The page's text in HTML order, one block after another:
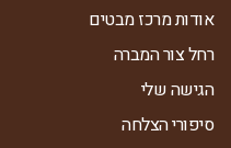
אודות מרכז מבטים
רחל צור המברה
הגישה שלי
סיפורי הצלחה